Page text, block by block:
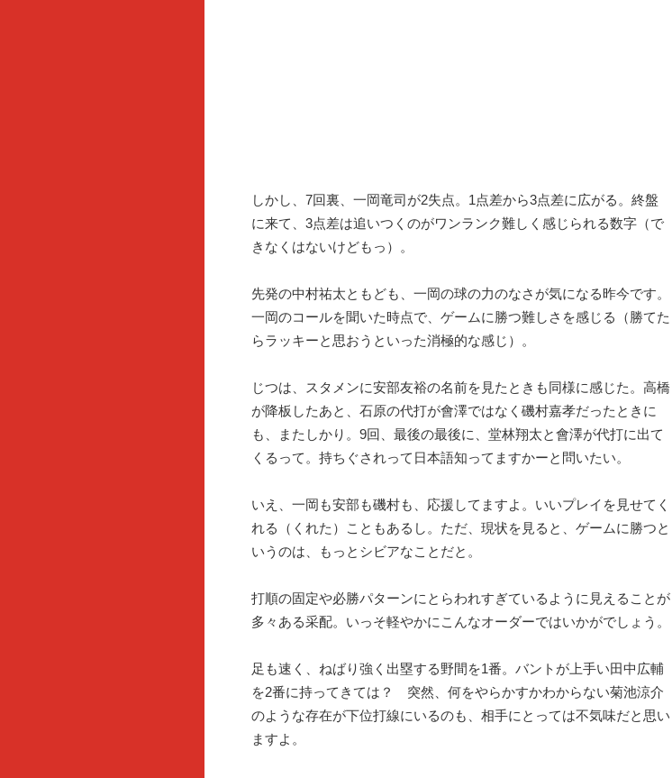
しかし、7回裏、一岡竜司が2失点。1点差から3点差に広がる。終盤
に来て、3点差は追いつくのがワンランク難しく感じられる数字（で
きなくはないけどもっ）。
先発の中村祐太ともども、一岡の球の力のなさが気になる昨今です。
一岡のコールを聞いた時点で、ゲームに勝つ難しさを感じる（勝てた
らラッキーと思おうといった消極的な感じ）。
じつは、スタメンに安部友裕の名前を見たときも同様に感じた。高橋
が降板したあと、石原の代打が會澤ではなく磯村嘉孝だったときに
も、またしかり。9回、最後の最後に、堂林翔太と會澤が代打に出て
くるって。持ちぐされって日本語知ってますかーと問いたい。
いえ、一岡も安部も磯村も、応援してますよ。いいプレイを見せてく
れる（くれた）こともあるし。ただ、現状を見ると、ゲームに勝つと
いうのは、もっとシビアなことだと。
打順の固定や必勝パターンにとらわれすぎているように見えることが
多々ある采配。いっそ軽やかにこんなオーダーではいかがでしょう。
足も速く、ねばり強く出塁する野間を1番。バントが上手い田中広輔
を2番に持ってきては？ 突然、何をやらかすかわからない菊池涼介
のような存在が下位打線にいるのも、相手にとっては不気味だと思い
ますよ。